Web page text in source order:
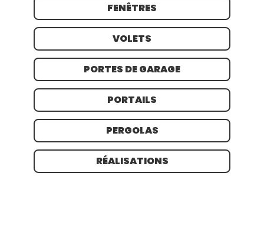
FENÊTRES
VOLETS
PORTES DE GARAGE
PORTAILS
PERGOLAS
RÉALISATIONS